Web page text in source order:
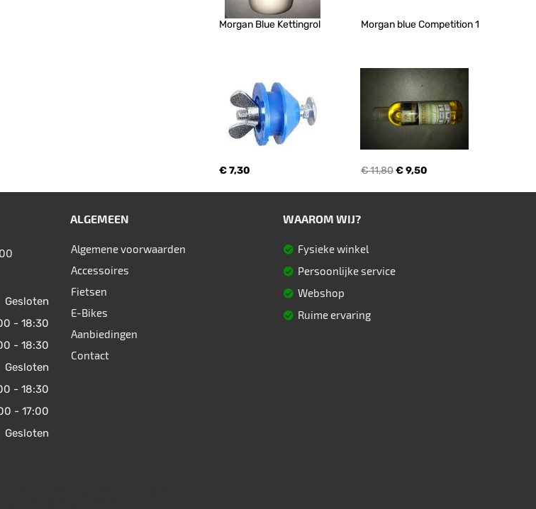
Morgan Blue Kettingrol
€ 7,30
Morgan blue Competition 1
€ 11,80€ 9,50
Gesloten
- 18:30
- 18:30
Gesloten
- 18:30
- 17:00
Gesloten
ALGEMEEN
Algemene voorwaarden
Accessoires
Fietsen
E-Bikes
Aanbiedingen
Contact
WAAROM WIJ?
Fysieke winkel
Persoonlijke service
Webshop
Ruime ervaring